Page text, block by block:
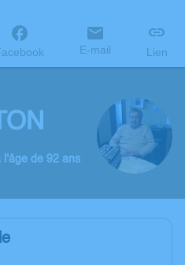
E-mail Lien
l'âge de 92 ans